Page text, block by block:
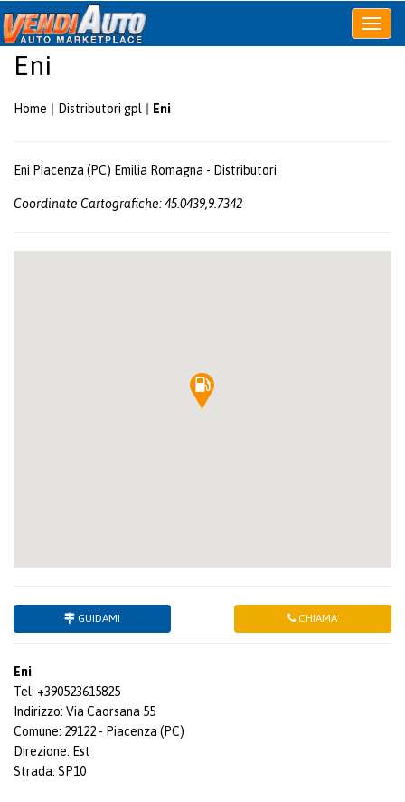
Apri
o
Eni
Home Distributori gpl Eni
Eni Piacenza (PC) Emilia Romagna - Distributori
Coordinate Cartografiche: 45.0439,9.7342
GUIDAMI CHIAMA
Eni
Tel: +390523615825
Indirizzo: Via Caorsana 55
Comune: 29122 - Piacenza (PC)
Direzione: Est
Strada: SP10